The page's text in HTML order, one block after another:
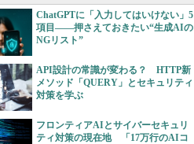
ChatGPTに「入力してはいけない」5
項目――押さえておきたい“生成AIの
NGリスト”
API設計の常識が変わる？ HTTP新
メソッド「QUERY」とセキュリティ
対策を学ぶ
フロンティアAIとサイバーセキュリ
ティ対策の現在地 「17万行のAIコ